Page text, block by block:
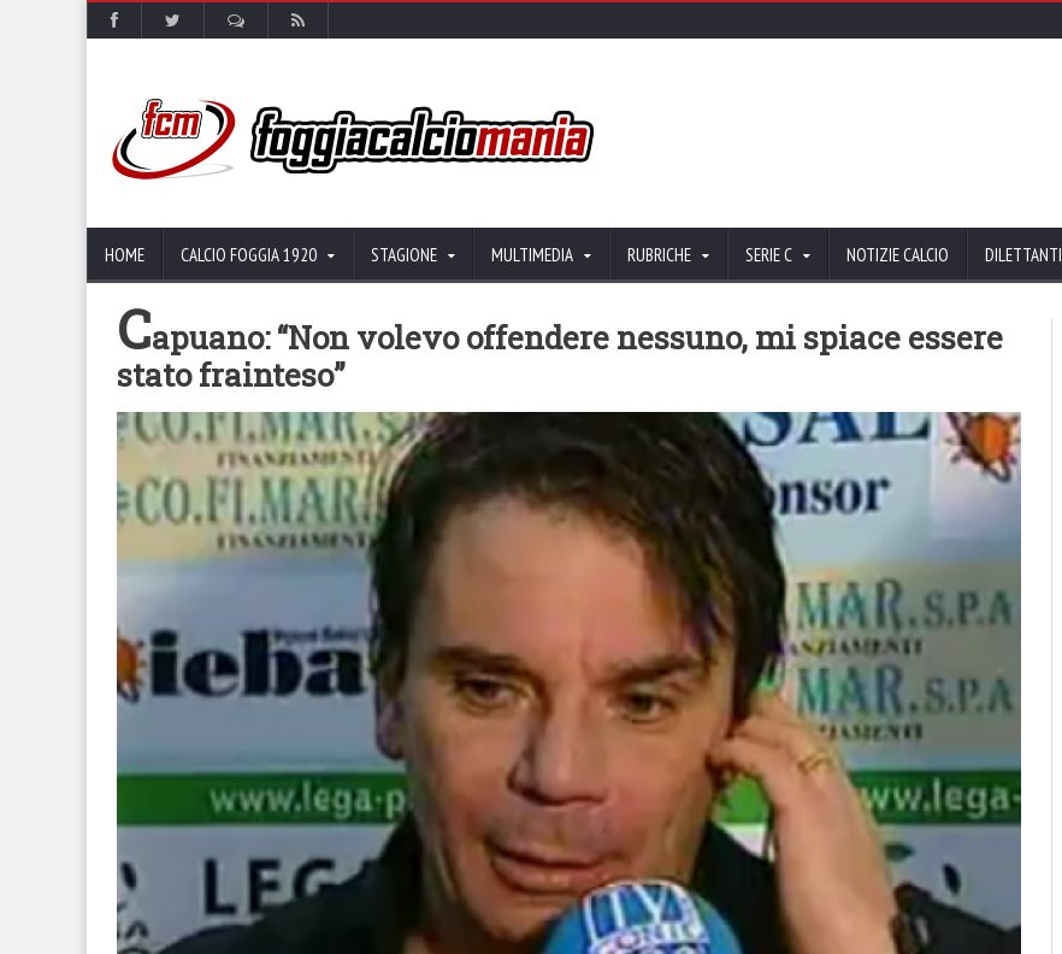
HOME CALCIO FOGGIA 1920 STAGIONE MULTIMEDIA RUBRICHE SERIE C NOTIZIE CALCIO DILETTANTI
Capuano: “Non volevo offendere nessuno, mi spiace essere
stato frainteso”